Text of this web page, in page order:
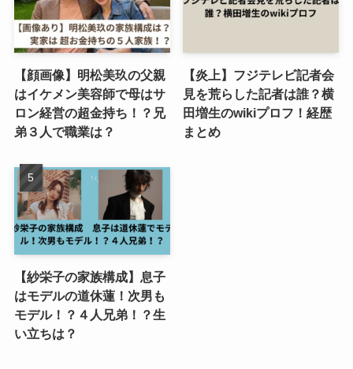
【顔画像】明松美玖の父親
はイケメン美容師で母はサ
ロン経営の超金持ち！？兄
弟３人で職業は？
【炎上】フジテレビ記者会
見を荒らした記者は誰？横
田増生のwikiプロフ！経歴
まとめ
【紗栄子の家族構成】息子
はモデルの道休蓮！次男も
モデル！？４人兄弟！？生
い立ちは？